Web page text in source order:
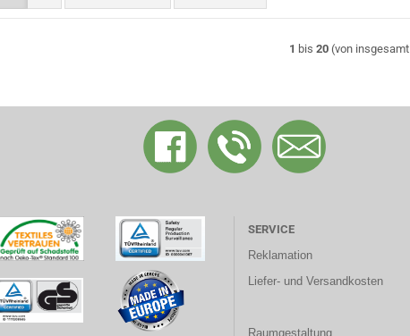
1 bis 20 (von insgesamt
SERVICE
Reklamation
Liefer- und Versandkosten
Raumgestaltung